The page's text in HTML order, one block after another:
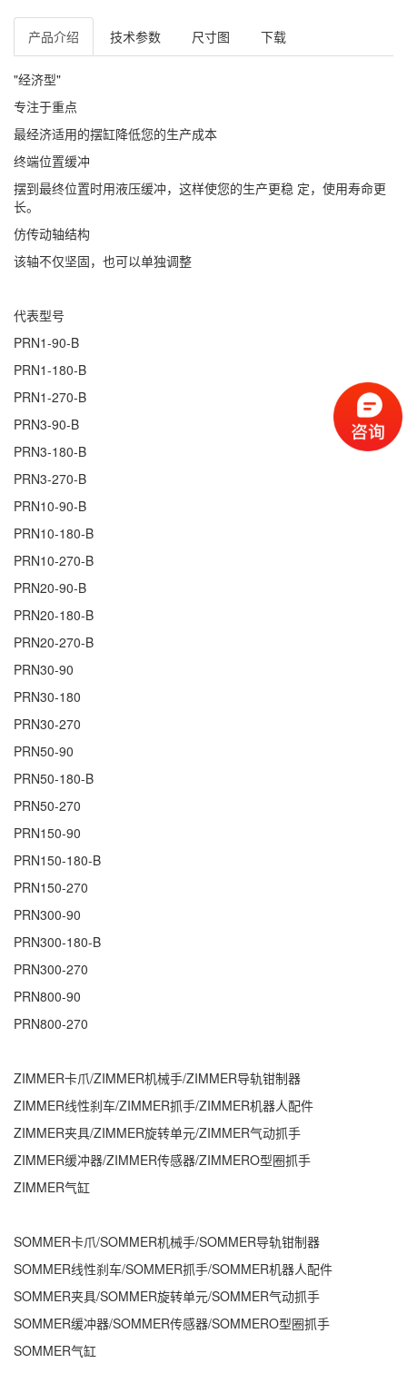
产品介绍 技术参数 尺寸图 下载
"经济型"
专注于重点
最经济适用的摆缸降低您的生产成本
终端位置缓冲
摆到最终位置时用液压缓冲，这样使您的生产更稳 定，使用寿命更
长。
仿传动轴结构
该轴不仅坚固，也可以单独调整
代表型号
PRN1-90-B
PRN1-180-B
PRN1-270-B
PRN3-90-B
PRN3-180-B
PRN3-270-B
PRN10-90-B
PRN10-180-B
PRN10-270-B
PRN20-90-B
PRN20-180-B
PRN20-270-B
PRN30-90
PRN30-180
PRN30-270
PRN50-90
PRN50-180-B
PRN50-270
PRN150-90
PRN150-180-B
PRN150-270
PRN300-90
PRN300-180-B
PRN300-270
PRN800-90
PRN800-270
ZIMMER卡爪/ZIMMER机械手/ZIMMER导轨钳制器
ZIMMER线性刹车/ZIMMER抓手/ZIMMER机器人配件
ZIMMER夹具/ZIMMER旋转单元/ZIMMER气动抓手
ZIMMER缓冲器/ZIMMER传感器/ZIMMERO型圈抓手
ZIMMER气缸
SOMMER卡爪/SOMMER机械手/SOMMER导轨钳制器
SOMMER线性刹车/SOMMER抓手/SOMMER机器人配件
SOMMER夹具/SOMMER旋转单元/SOMMER气动抓手
SOMMER缓冲器/SOMMER传感器/SOMMERO型圈抓手
SOMMER气缸